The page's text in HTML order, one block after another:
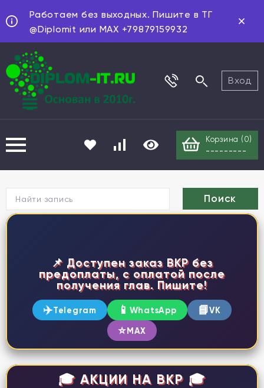
Работаем без выходных. Пишите в ТГ
@Diplomit или MAX +79879159932
Вход
Корзина ( 0)
---------
📌 Доступен заказ ВКР без
предоплаты, с оплатой после
получения глав. Пишите!
✈️Telegram 📱 WhatsApp 📘VK
⭐MAX
🎓 АКЦИИ НА ВКР 🎓